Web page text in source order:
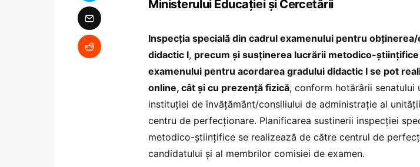
Ministerului Educației și Cercetării
Inspecția specială din cadrul examenului pentru
didactic I, precum și susținerea lucrării metodico-
examenului pentru acordarea gradului didactic I se pot
online, cât şi cu prezență fizică, conform hotărârii senatului
instituției de învăţământ/consiliului de administrație al
centru de perfecționare. Planificarea sustinerii inspecției
metodico-științifice se realizează de către centrul de
candidatului şi al membrilor comisiei de examen.